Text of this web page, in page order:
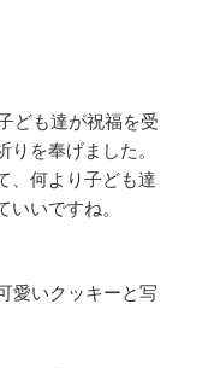
ども達が祝福を受
を奉げました。
、何より子ども達
いですね。
愛いクッキーと写